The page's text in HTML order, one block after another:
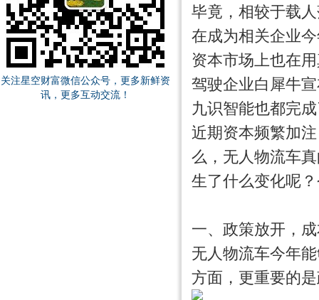
关注星空财富微信公众号，更多新鲜资
讯，更多互动交流！
毕竟，相较于载
在成为相关企业
资本市场上也在
驾驶企业白犀牛
九识智能也都完
近期资本频繁加
么，无人物流车
生了什么变化呢
一、政策放开，
无人物流车今年
方面，更重要的是